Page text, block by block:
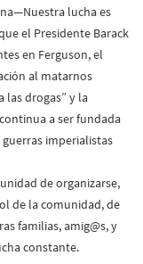
lucha es
el Presidente Barack
en Ferguson, el
al matarnos
las drogas” y la
a ser fundada
imperialistas
de organizarse,
de la comunidad, de
familias, amig@s, y
constante.